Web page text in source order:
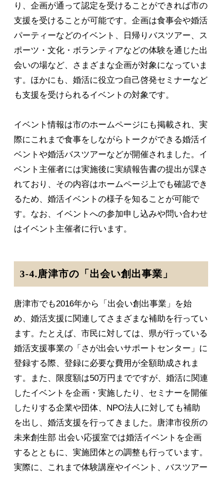
り、企画が通って認定を受けることができれば市の
支援を受けることが可能です。企画は食事会や婚活
パーティーなどのイベント、日帰りバスツアー、ス
ポーツ・文化・ボランティアなどの体験を通じた出
会いの場など、さまざまな企画が対象になっていま
す。ほかにも、婚活に役立つ自己啓発セミナーなど
も支援を受けられるイベントの対象です。
イベント情報は市のホームページにも掲載され、実
際にこれまで食事をしながらトークができる婚活イ
ベントや婚活バスツアーなどが開催されました。イ
ベント主催者には実施後に実績報告書の提出が課さ
れており、その内容はホームページ上でも確認でき
るため、婚活イベントの様子を知ることが可能で
す。なお、イベントへの参加申し込みや問い合わせ
はイベント主催者に行います。
3-4.唐津市の「出会い創出事業」
唐津市でも2016年から「出会い創出事業」を始
め、婚活支援に関連してさまざまな補助を行ってい
ます。たとえば、市民に対しては、県が行っている
婚活支援事業の「さが出会いサポートセンター」に
登録する際、登録に必要な費用が全額助成されま
す。また、限度額は50万円までですが、婚活に関連
したイベントを企画・実施したり、セミナーを開催
したりする企業や団体、NPO法人に対しても補助
を出し、婚活支援を行ってきました。唐津市役所の
未来創生部 出会い応援室では婚活イベントを企画
するとともに、実施団体との調整も行っています。
実際に、これまで体験講座やイベント、バスツアー